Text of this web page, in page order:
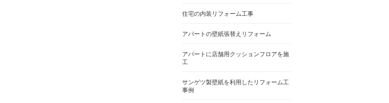
住宅の内装リフォーム工事
アパートの壁紙張替えリフォーム
アパートに店舗用クッションフロアを施
工
サンゲツ製壁紙を利用したリフォーム工
事例